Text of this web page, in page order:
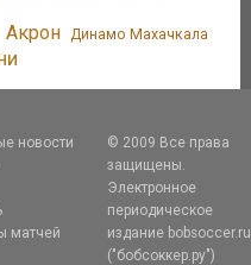
Акрон Динамо Махачкала
новости
матчей
© 2009 Все права
защищены.
Электронное
периодическое
издание bobsoccer.ru
("бобсоккер.ру")